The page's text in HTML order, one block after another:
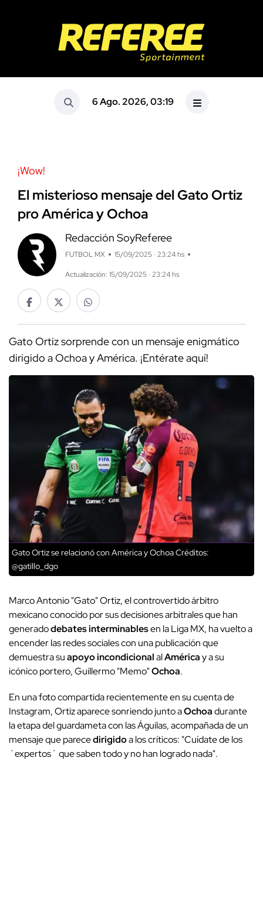
6 Ago. 2026, 03:19
¡Wow!
El misterioso mensaje del Gato Ortiz
pro América y Ochoa
Redacción SoyReferee
FUTBOL MX 15/09/2025 · 23:24 hs
Actualización: 15/09/2025 · 23:24 hs
Gato Ortiz sorprende con un mensaje enigmático
dirigido a Ochoa y América. ¡Entérate aquí!
Gato Ortiz se relacionó con América y OchoaCréditos:
@gatillo_dgo
Marco Antonio "Gato" Ortiz, el controvertido árbitro
mexicano conocido por sus decisiones arbitrales que han
generadodebates interminablesen la Liga MX, ha vuelto a
encender las redes sociales con una publicación que
demuestra suapoyo incondicionalalAméricay a su
icónico portero, Guillermo "Memo"Ochoa.
En una foto compartida recientemente en su cuenta de
Instagram, Ortiz aparece sonriendo junto aOchoadurante
la etapa del guardameta con las Águilas, acompañada de un
mensaje que parecedirigidoa los críticos: "Cuídate de los
´expertos´ que saben todo y no han logrado nada".